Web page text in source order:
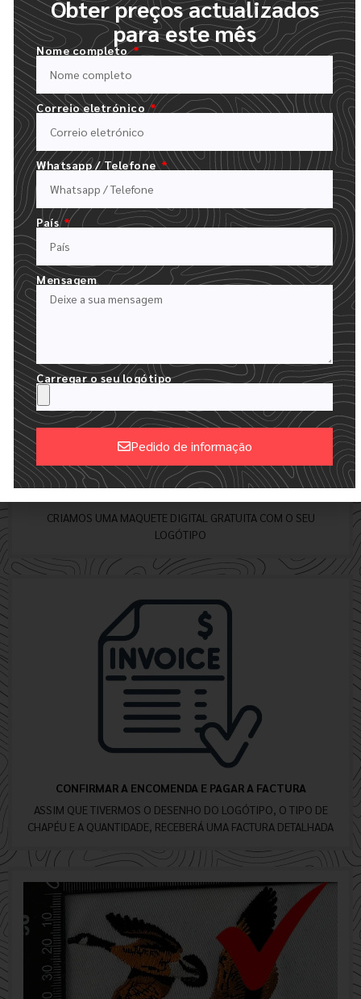
PREENCHER O NOSSO FORMULÁRIO DE ORÇAMENTO
CARREGUE O SEU LOGÓTIPO E DESCREVA A SUA ENCOMENDA
CRIAMOS UMA MAQUETE DIGITAL GRATUITA COM O SEU
LOGÓTIPO
CONFIRMAR A ENCOMENDA E PAGAR A FACTURA
ASSIM QUE TIVERMOS O DESENHO DO LOGÓTIPO, O TIPO DE
CHAPÉU E A QUANTIDADE, RECEBERÁ UMA FACTURA DETALHADA
Obter preços actualizados
para este mês
Nome completo
Correio eletrónico
Whatsapp / Telefone
País
Mensagem
Carregar o seu logótipo
Pedido de informação
Alternative: